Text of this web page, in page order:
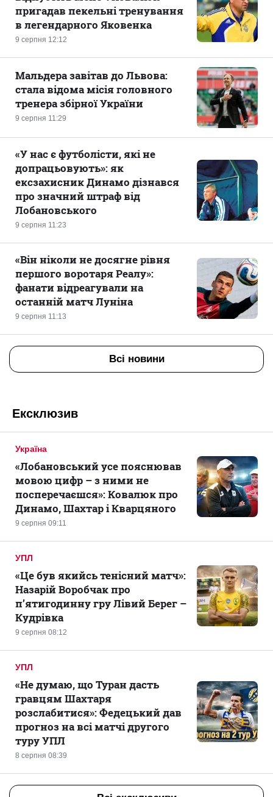
9 серпня 12:12
пригадав пекельні тренування
в легендарного Яковенка
9 серпня 11:29
Мальдера завітав до Львова:
стала відома місія головного
тренера збірної України
9 серпня 11:23
«У нас є футболісти, які не
допрацьовують»: як
ексзахисник Динамо дізнався
про значний штраф від
Лобановського
9 серпня 11:13
«Він ніколи не досягне рівня
першого воротаря Реалу»:
фанати відреагували на
останній матч Луніна
Всі новини
Ексклюзив
Україна
9 серпня 09:11
«Лобановський усе пояснював
мовою цифр – з ними не
посперечаєшся»: Ковалюк про
Динамо, Шахтар і Кварцяного
УПЛ
9 серпня 08:12
«Це був якийсь тенісний матч»:
Назарій Воробчак про
п’ятигодинну гру Лівий Берег –
Кудрівка
УПЛ
8 серпня 08:39
«Не думаю, що Туран дасть
гравцям Шахтаря
розслабитися»: Федецький дав
прогноз на всі матчі другого
туру УПЛ